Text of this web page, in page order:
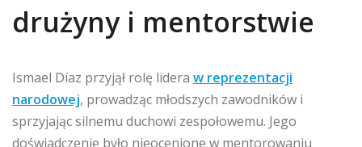
drużyny i mentorstwie
Ismael Díaz przyjął rolę lidera w reprezentacji
narodowej, prowadząc młodszych zawodników i
sprzyjając silnemu duchowi zespołowemu. Jego
doświadczenie było nieocenione w mentorowaniu